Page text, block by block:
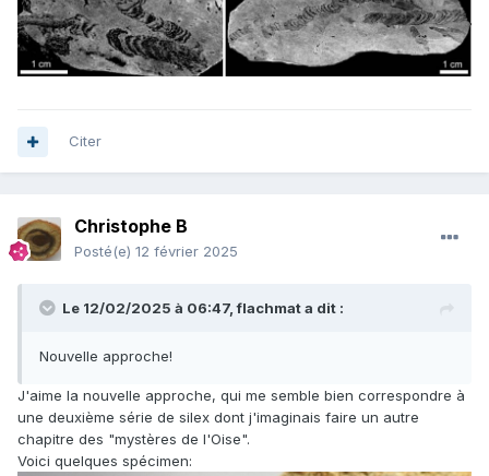
Citer
Christophe B
Posté(e) 12 février 2025
Le 12/02/2025 à 06:47,flachmata dit :
Nouvelle approche!
J'aime la nouvelle approche, qui me semble bien correspondre à
une deuxième série de silex dont j'imaginais faire un autre
chapitre des "mystères de l'Oise".
Voici quelques spécimen: